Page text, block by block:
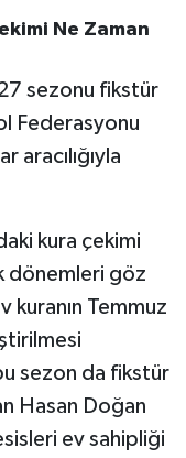
Ne Zaman
sezonu fikstür
Federasyonu
aracılığıyla
kura çekimi
dönemleri göz
Temmuz
sezon da fikstür
Hasan Doğan
ev sahipliği